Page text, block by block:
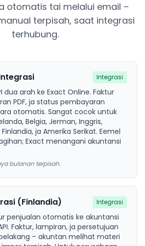
otomatis tai melalui email –
terpisah, saat integrasi
terhubung.
Integrasi
dua arah ke Exact Online. Faktur
PDF, ja status pembayaran
otomatis. Sangat cocok untuk
Belgia, Jerman, Inggris,
ja Amerika Serikat. Eemel
Exact menangani akuntansi
bulanan terpisah.
(Finlandia) Integrasi
penjualan otomatis ke akuntansi
Faktur, lampiran, ja persetujuan
– akuntan melihat materi